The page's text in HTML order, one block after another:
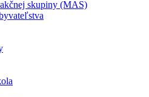
skupiny (MAS)